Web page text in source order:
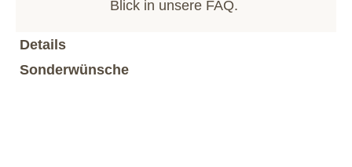
Blick in unsere FAQ.
Details
Sonderwünsche